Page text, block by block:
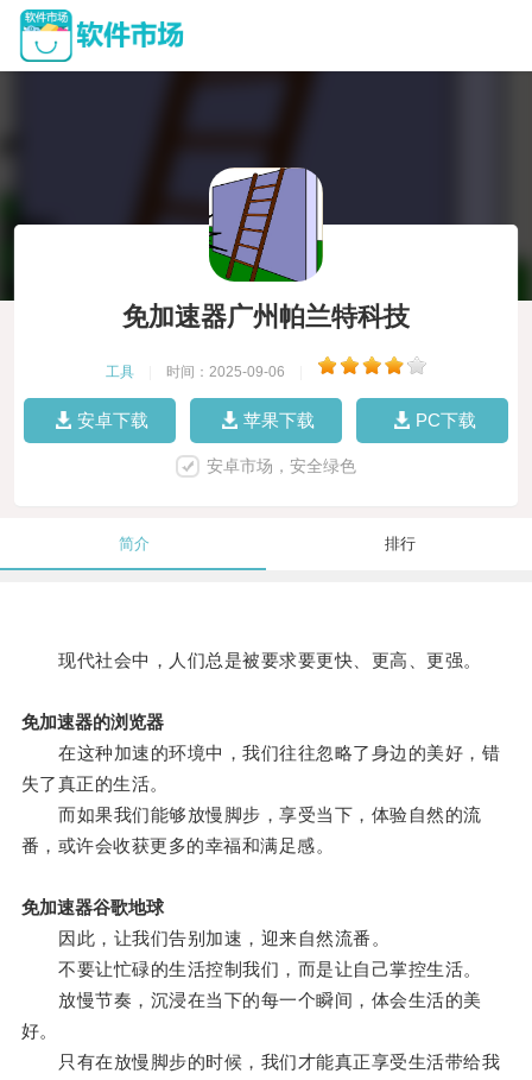
免加速器广州帕兰特科技
工具 时间：2025-09-06
安卓下载 苹果下载 PC下载
安卓市场，安全绿色
简介 排行
现代社会中，人们总是被要求要更快、更高、更强。
免加速器的浏览器
在这种加速的环境中，我们往往忽略了身边的美好，错
失了真正的生活。
而如果我们能够放慢脚步，享受当下，体验自然的流
番，或许会收获更多的幸福和满足感。
免加速器谷歌地球
因此，让我们告别加速，迎来自然流番。
不要让忙碌的生活控制我们，而是让自己掌控生活。
放慢节奏，沉浸在当下的每一个瞬间，体会生活的美
好。
只有在放慢脚步的时候，我们才能真正享受生活带给我